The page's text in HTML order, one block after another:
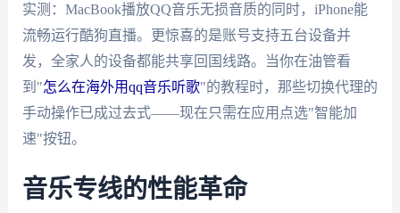
实测：MacBook播放QQ音乐无损音质的同时，iPhone能
流畅运行酷狗直播。更惊喜的是账号支持五台设备并
发，全家人的设备都能共享回国线路。当你在油管看
到"怎么在海外用qq音乐听歌"的教程时，那些切换代理的
手动操作已成过去式——现在只需在应用点选"智能加
速"按钮。
音乐专线的性能革命